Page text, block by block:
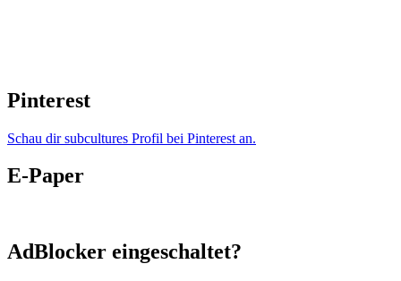
Pinterest
Schau dir subcultures Profil bei Pinterest an.
E-Paper
AdBlocker eingeschaltet?